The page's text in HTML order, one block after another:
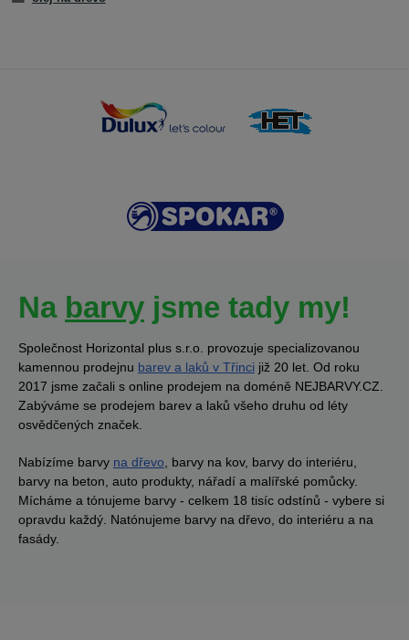
Na barvy jsme tady my!
Společnost Horizontal plus s.r.o. provozuje specializovanou
kamennou prodejnu barev a laků v Třinci již 20 let. Od roku
2017 jsme začali s online prodejem na doméně NEJBARVY.CZ.
Zabýváme se prodejem barev a laků všeho druhu od léty
osvědčených značek.
Nabízíme barvy na dřevo , barvy na kov, barvy do interiéru,
barvy na beton, auto produkty, nářadí a malířské pomůcky.
Mícháme a tónujeme barvy - celkem 18 tisíc odstínů - vybere si
opravdu každý. Natónujeme barvy na dřevo, do interiéru a na
fasády.